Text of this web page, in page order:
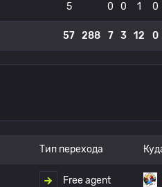
5 0 0 1 0
57 288 7 3 12 0
Тип перехода
Free agent